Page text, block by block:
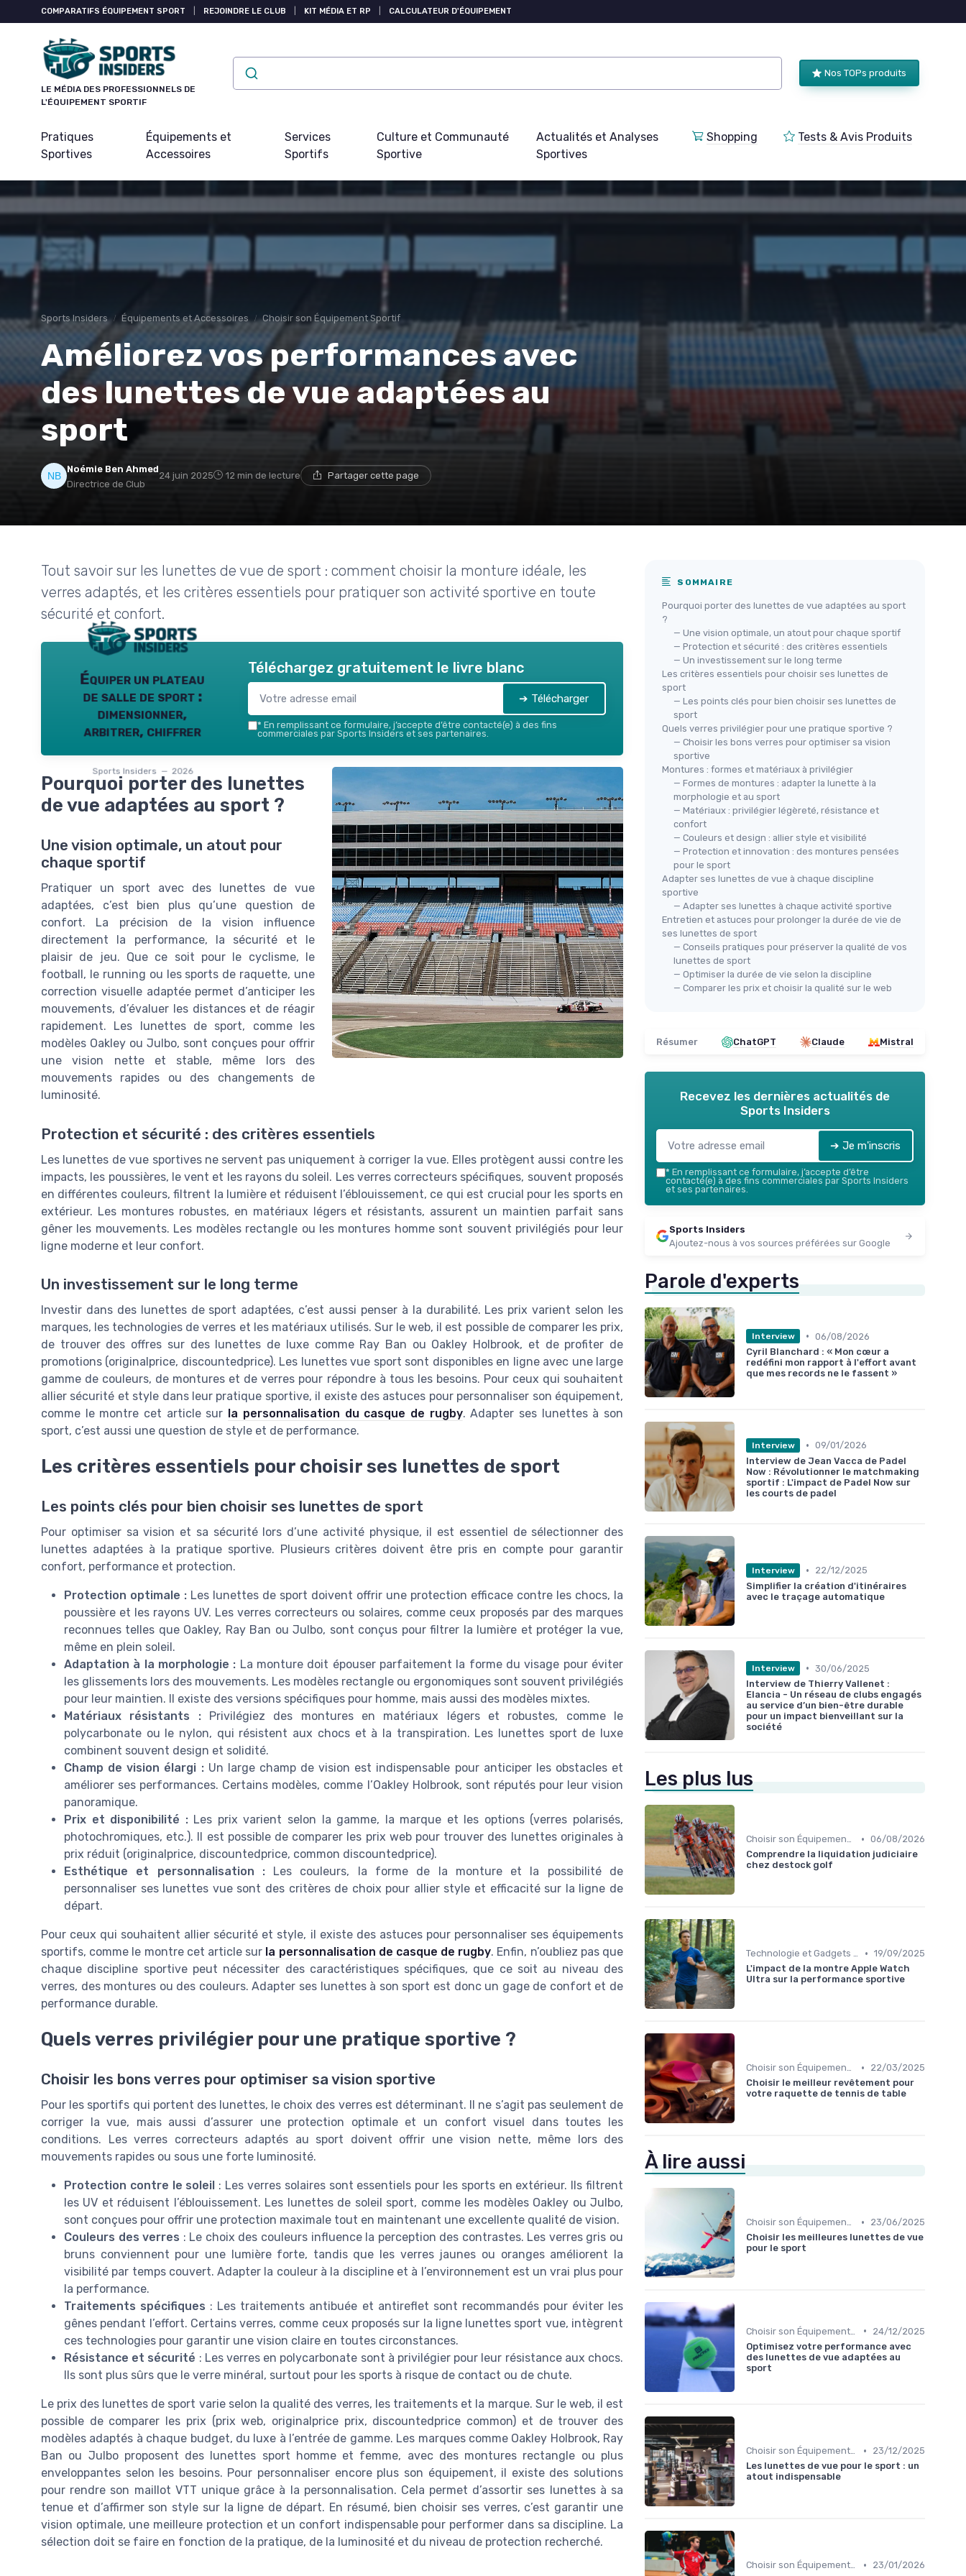
COMPARATIFS ÉQUIPEMENT SPORT REJOINDRE LE CLUB KIT MÉDIA ET RP CALCULATEUR D'ÉQUIPEMENT
LE MÉDIA DES PROFESSIONNELS DE
L'ÉQUIPEMENT SPORTIF
Nos TOPs produits
Pratiques
Sportives
Équipements et
Accessoires
Services
Sportifs
Culture et Communauté
Sportive
Actualités et Analyses
Sportives
Shopping Tests & Avis Produits
Sports Insiders Équipements et Accessoires Choisir son Équipement Sportif
Améliorez vos performances avec
des lunettes de vue adaptées au
sport
Noémie Ben Ahmed
Directrice de Club
24 juin 2025 12 min de lecture Partager cette page
Tout savoir sur les lunettes de vue de sport : comment choisir la monture idéale, les
verres adaptés, et les critères essentiels pour pratiquer son activité sportive en toute
sécurité et confort.
Équiper un plateau
de salle de sport :
dimensionner,
arbitrer, chiffrer
Sports Insiders — 2026
Téléchargez gratuitement le livre blanc
➔ Télécharger
* En remplissant ce formulaire, j’accepte d’être contacté(e) à des fins
commerciales par Sports Insiders et ses partenaires.
Pourquoi porter des lunettes
de vue adaptées au sport ?
Une vision optimale, un atout pour
chaque sportif
Pratiquer un sport avec des lunettes de vue
adaptées, c’est bien plus qu’une question de
confort. La précision de la vision influence
directement la performance, la sécurité et le
plaisir de jeu. Que ce soit pour le cyclisme, le
football, le running ou les sports de raquette, une
correction visuelle adaptée permet d’anticiper les
mouvements, d’évaluer les distances et de réagir
rapidement. Les lunettes de sport, comme les
modèles Oakley ou Julbo, sont conçues pour offrir
une vision nette et stable, même lors des
mouvements rapides ou des changements de
luminosité.
Protection et sécurité : des critères essentiels
Les lunettes de vue sportives ne servent pas uniquement à corriger la vue. Elles protègent aussi contre les
impacts, les poussières, le vent et les rayons du soleil. Les verres correcteurs spécifiques, souvent proposés
en différentes couleurs, filtrent la lumière et réduisent l’éblouissement, ce qui est crucial pour les sports en
extérieur. Les montures robustes, en matériaux légers et résistants, assurent un maintien parfait sans
gêner les mouvements. Les modèles rectangle ou les montures homme sont souvent privilégiés pour leur
ligne moderne et leur confort.
Un investissement sur le long terme
Investir dans des lunettes de sport adaptées, c’est aussi penser à la durabilité. Les prix varient selon les
marques, les technologies de verres et les matériaux utilisés. Sur le web, il est possible de comparer les prix,
de trouver des offres sur des lunettes de luxe comme Ray Ban ou Oakley Holbrook, et de profiter de
promotions (originalprice, discountedprice). Les lunettes vue sport sont disponibles en ligne avec une large
gamme de couleurs, de montures et de verres pour répondre à tous les besoins. Pour ceux qui souhaitent
allier sécurité et style dans leur pratique sportive, il existe des astuces pour personnaliser son équipement,
comme le montre cet article sur la personnalisation du casque de rugby. Adapter ses lunettes à son
sport, c’est aussi une question de style et de performance.
Les critères essentiels pour choisir ses lunettes de sport
Les points clés pour bien choisir ses lunettes de sport
Pour optimiser sa vision et sa sécurité lors d’une activité physique, il est essentiel de sélectionner des
lunettes adaptées à la pratique sportive. Plusieurs critères doivent être pris en compte pour garantir
confort, performance et protection.
Protection optimale : Les lunettes de sport doivent offrir une protection efficace contre les chocs, la
poussière et les rayons UV. Les verres correcteurs ou solaires, comme ceux proposés par des marques
reconnues telles que Oakley, Ray Ban ou Julbo, sont conçus pour filtrer la lumière et protéger la vue,
même en plein soleil.
Adaptation à la morphologie : La monture doit épouser parfaitement la forme du visage pour éviter
les glissements lors des mouvements. Les modèles rectangle ou ergonomiques sont souvent privilégiés
pour leur maintien. Il existe des versions spécifiques pour homme, mais aussi des modèles mixtes.
Matériaux résistants :Privilégiez des montures en matériaux légers et robustes, comme le
polycarbonate ou le nylon, qui résistent aux chocs et à la transpiration. Les lunettes sport de luxe
combinent souvent design et solidité.
Champ de vision élargi :Un large champ de vision est indispensable pour anticiper les obstacles et
améliorer ses performances. Certains modèles, comme l’Oakley Holbrook, sont réputés pour leur vision
panoramique.
Prix et disponibilité :Les prix varient selon la gamme, la marque et les options (verres polarisés,
photochromiques, etc.). Il est possible de comparer les prix web pour trouver des lunettes originales à
prix réduit (originalprice, discountedprice, common discountedprice).
Esthétique et personnalisation :Les couleurs, la forme de la monture et la possibilité de
personnaliser ses lunettes vue sont des critères de choix pour allier style et efficacité sur la ligne de
départ.
Pour ceux qui souhaitent allier sécurité et style, il existe des astuces pour personnaliser ses équipements
sportifs, comme le montre cet article sur la personnalisation de casque de rugby. Enfin, n’oubliez pas que
chaque discipline sportive peut nécessiter des caractéristiques spécifiques, que ce soit au niveau des
verres, des montures ou des couleurs. Adapter ses lunettes à son sport est donc un gage de confort et de
performance durable.
Quels verres privilégier pour une pratique sportive ?
Choisir les bons verres pour optimiser sa vision sportive
Pour les sportifs qui portent des lunettes, le choix des verres est déterminant. Il ne s’agit pas seulement de
corriger la vue, mais aussi d’assurer une protection optimale et un confort visuel dans toutes les
conditions. Les verres correcteurs adaptés au sport doivent offrir une vision nette, même lors des
mouvements rapides ou sous une forte luminosité.
Protection contre le soleil : Les verres solaires sont essentiels pour les sports en extérieur. Ils filtrent
les UV et réduisent l’éblouissement. Les lunettes de soleil sport, comme les modèles Oakley ou Julbo,
sont conçues pour offrir une protection maximale tout en maintenant une excellente qualité de vision.
Couleurs des verres : Le choix des couleurs influence la perception des contrastes. Les verres gris ou
bruns conviennent pour une lumière forte, tandis que les verres jaunes ou oranges améliorent la
visibilité par temps couvert. Adapter la couleur à la discipline et à l’environnement est un vrai plus pour
la performance.
Traitements spécifiques : Les traitements antibuée et antireflet sont recommandés pour éviter les
gênes pendant l’effort. Certains verres, comme ceux proposés sur la ligne lunettes sport vue, intègrent
ces technologies pour garantir une vision claire en toutes circonstances.
Résistance et sécurité : Les verres en polycarbonate sont à privilégier pour leur résistance aux chocs.
Ils sont plus sûrs que le verre minéral, surtout pour les sports à risque de contact ou de chute.
Le prix des lunettes de sport varie selon la qualité des verres, les traitements et la marque. Sur le web, il est
possible de comparer les prix (prix web, originalprice prix, discountedprice common) et de trouver des
modèles adaptés à chaque budget, du luxe à l’entrée de gamme. Les marques comme Oakley Holbrook, Ray
Ban ou Julbo proposent des lunettes sport homme et femme, avec des montures rectangle ou plus
enveloppantes selon les besoins. Pour personnaliser encore plus son équipement, il existe des solutions
pour rendre son maillot VTT unique grâce à la personnalisation. Cela permet d’assortir ses lunettes à sa
tenue et d’affirmer son style sur la ligne de départ. En résumé, bien choisir ses verres, c’est garantir une
vision optimale, une meilleure protection et un confort indispensable pour performer dans sa discipline. La
sélection doit se faire en fonction de la pratique, de la luminosité et du niveau de protection recherché.
SOMMAIRE
Pourquoi porter des lunettes de vue adaptées au sport
?
— Une vision optimale, un atout pour chaque sportif
— Protection et sécurité : des critères essentiels
— Un investissement sur le long terme
Les critères essentiels pour choisir ses lunettes de
sport
— Les points clés pour bien choisir ses lunettes de
sport
Quels verres privilégier pour une pratique sportive ?
— Choisir les bons verres pour optimiser sa vision
sportive
Montures : formes et matériaux à privilégier
— Formes de montures : adapter la lunette à la
morphologie et au sport
— Matériaux : privilégier légèreté, résistance et
confort
— Couleurs et design : allier style et visibilité
— Protection et innovation : des montures pensées
pour le sport
Adapter ses lunettes de vue à chaque discipline
sportive
— Adapter ses lunettes à chaque activité sportive
Entretien et astuces pour prolonger la durée de vie de
ses lunettes de sport
— Conseils pratiques pour préserver la qualité de vos
lunettes de sport
— Optimiser la durée de vie selon la discipline
— Comparer les prix et choisir la qualité sur le web
Résumer ChatGPT Claude Mistral
Recevez les dernières actualités de
Sports Insiders
➔ Je m'inscris
* En remplissant ce formulaire, j’accepte d’être
contacté(e) à des fins commerciales par Sports Insiders
et ses partenaires.
Sports Insiders
Ajoutez-nous à vos sources préférées sur Google
Parole d'experts
Interview • 06/08/2026
Cyril Blanchard : « Mon cœur a
redéfini mon rapport à l'effort avant
que mes records ne le fassent »
Interview • 09/01/2026
Interview de Jean Vacca de Padel
Now : Révolutionner le matchmaking
sportif : L'impact de Padel Now sur
les courts de padel
Interview •
22/12/2025
Simplifier la création d'itinéraires
avec le traçage automatique
Interview • 30/06/2025
Interview de Thierry Vallenet :
Elancia - Un réseau de clubs engagés
au service d’un bien-être durable
pour un impact bienveillant sur la
société
Les plus lus
Choisir son Équipement Sportif • 06/08/2026
Comprendre la liquidation judiciaire
chez destock golf
Technologie et Gadgets de Sport • 19/09/2025
L'impact de la montre Apple Watch
Ultra sur la performance sportive
Choisir son Équipement Sportif •
22/03/2025
Choisir le meilleur revêtement pour
votre raquette de tennis de table
À lire aussi
Choisir son Équipement Sportif •
23/06/2025
Choisir les meilleures lunettes de vue
pour le sport
•
24/12/2025
Optimisez votre performance avec
des lunettes de vue adaptées au
sport
Choisir son Équipement Sportif •
23/12/2025
Les lunettes de vue pour le sport : un
atout indispensable
Choisir son Équipement Sportif •
23/01/2026
Panneau de gestion des cookies